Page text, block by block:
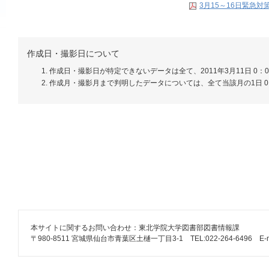
3月15～16日緊急対
作成日・撮影日について
作成日・撮影日が特定できないデータは全て、2011年3月11日 0：
作成月・撮影月まで判明したデータについては、全て当該月の1日
本サイトに関するお問い合わせ：東北学院大学図書部図書情報課
〒980-8511 宮城県仙台市青葉区土樋一丁目3-1 TEL:022-264-6496 E-